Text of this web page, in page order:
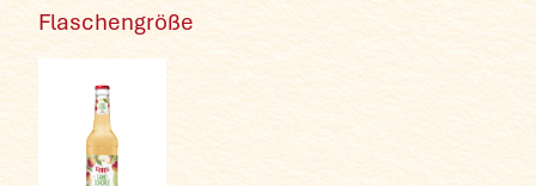
Flaschengröße